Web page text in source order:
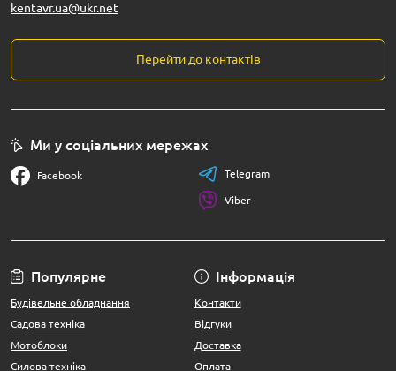
kentavr.ua@ukr.net
Перейти до контактів
Популярне
Будівельне обладнання
Садова техніка
Мотоблоки
Силова техніка
Інформація
Контакти
Відгуки
Доставка
Оплата
Ми у соціальних мережах
Facebook Telegram
Viber